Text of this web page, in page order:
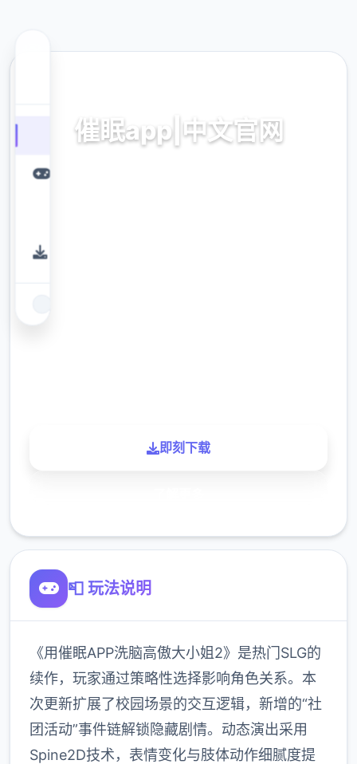
催眠app|中文官网
即刻下载
📮 玩法说明
《用催眠APP洗脑高傲大小姐2》是热门SLG的
续作，玩家通过策略性选择影响角色关系。本
次更新扩展了校园场景的交互逻辑，新增的“社
团活动”事件链解锁隐藏剧情。动态演出采用
Spine2D技术，表情变化与肢体动作细腻度提